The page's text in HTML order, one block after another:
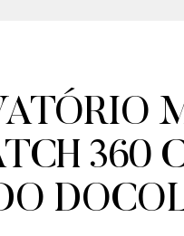
360